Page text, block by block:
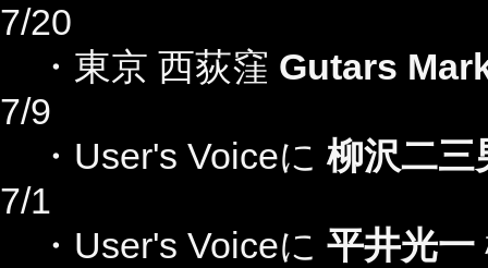
7/20
・東京 西荻窪 Gutars
7/9
・User's Voiceに 柳沢二三
7/1
・User's Voiceに 平井光一